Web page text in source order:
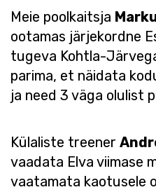
Meie poolkaitsja
ootamas järjekordne
tugeva Kohtla-
parima, et näidata
ja need 3 väga olulist
Külaliste treener
vaadata Elva viimase
vaatamata kaotusele